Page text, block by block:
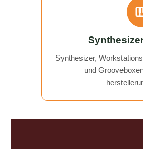
recorder working
Communication was
and hassle-free. I can wholeheartedly
recommend
great that companies
exist!
Synthesizer,
und